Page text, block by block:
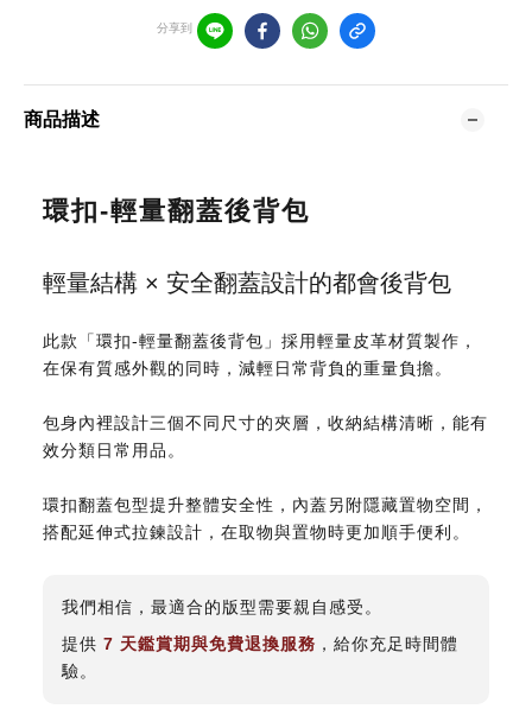
分享到
商品描述
環扣-輕量翻蓋後背包
輕量結構 × 安全翻蓋設計的都會後背包
此款「環扣-輕量翻蓋後背包」採用輕量皮革材質製作，
在保有質感外觀的同時，減輕日常背負的重量負擔。
包身內裡設計三個不同尺寸的夾層，收納結構清晰，能有
效分類日常用品。
環扣翻蓋包型提升整體安全性，內蓋另附隱藏置物空間，
搭配延伸式拉鍊設計，在取物與置物時更加順手便利。
我們相信，最適合的版型需要親自感受。
提供 7 天鑑賞期與免費退換服務 ，給你充足時間體
驗。